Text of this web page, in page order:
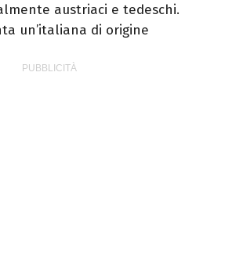
austriaci e tedeschi.
un’italiana di origine